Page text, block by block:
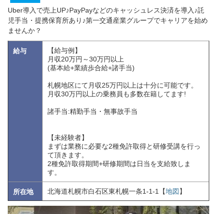
Uber導入で売上UP♪PayPayなどのキャッシュレス決済を導入♪託
児手当・提携保育所あり♪第一交通産業グループでキャリアを始め
ませんか？
給与
【給与例】
月収20万円～30万円以上
(基本給+業績歩合給+諸手当)
札幌地区にて月収25万円以上は十分に可能です。
月収30万円以上の乗務員も多数在籍してます!
諸手当:精勤手当・無事故手当
【未経験者】
まずは業務に必要な2種免許取得と研修受講を行っ
て頂きます。
2種免許取得期間+研修期間は日当を支給致しま
す。
所在地 北海道札幌市白石区東札幌一条1-1-1【地図】